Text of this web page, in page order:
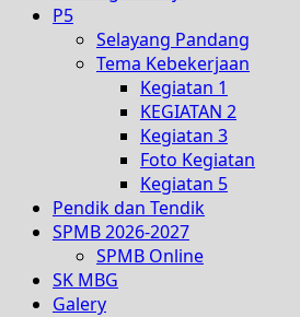
P5
Selayang Pandang
Tema Kebekerjaan
Kegiatan 1
KEGIATAN 2
Kegiatan 3
Foto Kegiatan
Kegiatan 5
Pendik dan Tendik
SPMB 2026-2027
SPMB Online
SK MBG
Galery